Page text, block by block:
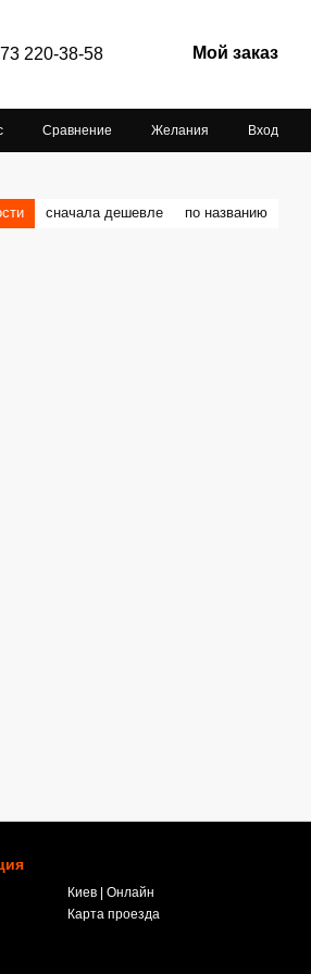
220-38-58 Мой заказ
Сравнение Желания Вход
сначала дешевле по названию
Киев | Онлайн
Карта проезда